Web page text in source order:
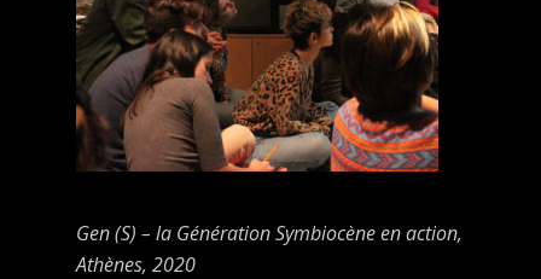
Gen (S) – la Génération Symbiocène en action,
Athènes, 2020